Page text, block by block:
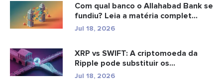
Com qual banco o Allahabad Bank se
fundiu? Leia a matéria complet...
Jul 18, 2026
XRP vs SWIFT: A criptomoeda da
Ripple pode substituir os
pagamento...
Jul 18, 2026